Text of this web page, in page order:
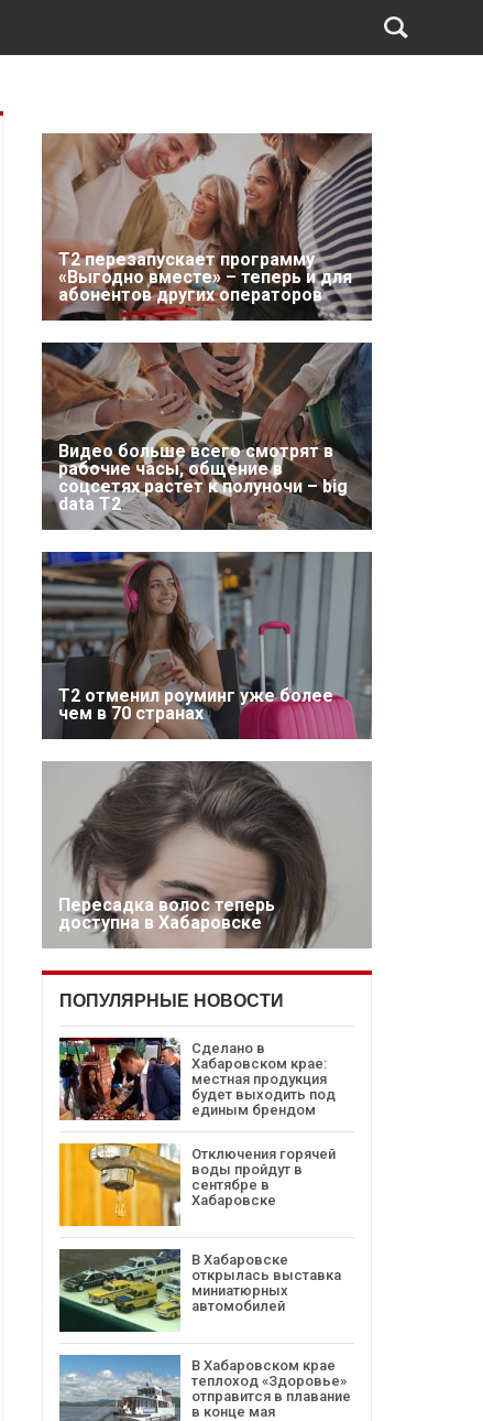
Т2 перезапускает программу
«Выгодно вместе» – теперь и для
абонентов других операторов
Видео больше всего смотрят в
рабочие часы, общение в
соцсетях растет к полуночи – big
data T2
Т2 отменил роуминг уже более
чем в 70 странах
Пересадка волос теперь
доступна в Хабаровске
ПОПУЛЯРНЫЕ НОВОСТИ
Сделано в
Хабаровском крае:
местная продукция
будет выходить под
единым брендом
Отключения горячей
воды пройдут в
сентябре в
Хабаровске
В Хабаровске
открылась выставка
миниатюрных
автомобилей
В Хабаровском крае
теплоход «Здоровье»
отправится в плавание
в конце мая